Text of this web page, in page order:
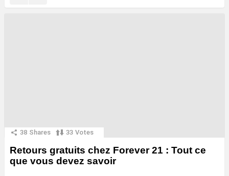
38 Shares 33 Votes
Retours gratuits chez Forever 21 : Tout ce
que vous devez savoir